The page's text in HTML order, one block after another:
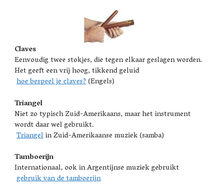
Claves
Eenvoudig twee stokjes, die tegen elkaar geslagen worden.
Het geeft een vrij hoog, tikkend geluid
hoe bespeel je claves?(Engels)
Triangel
Niet zo typisch Zuid-Amerikaans, maar het instrument
wordt daar wel gebruikt.
Triangelin Zuid-Amerikaanse muziek (samba)
Tamboerijn
Internationaal, ook in Argentijnse muziek gebruikt
gebruik van de tamboerijn